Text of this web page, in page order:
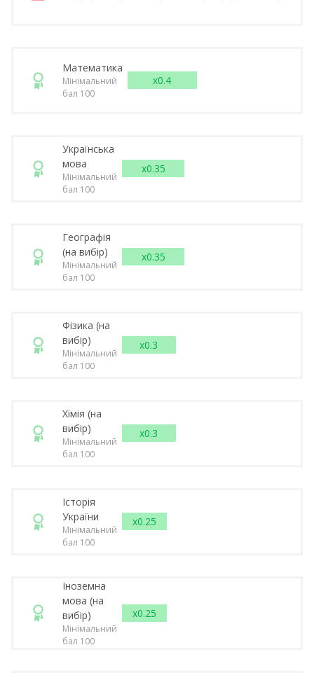
Математика
Мінімальний
бал 100
x0.4
Українська
мова
Мінімальний
бал 100
x0.35
Географія
(на вибір)
Мінімальний
бал 100
x0.35
Фізика (на
вибір)
Мінімальний
бал 100
x0.3
Хімія (на
вибір)
Мінімальний
бал 100
x0.3
Історія
України
Мінімальний
бал 100
x0.25
Іноземна
мова (на
вибір)
Мінімальний
бал 100
x0.25